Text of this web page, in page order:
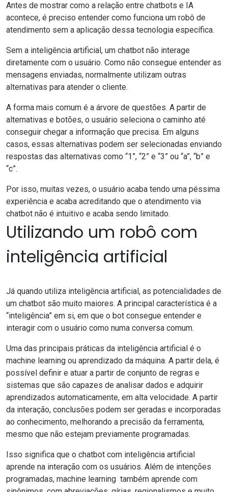
Antes de mostrar como a relação entre chatbots e IA
acontece, é preciso entender como funciona um robô de
atendimento sem a aplicação dessa tecnologia específica.
Sem a inteligência artificial, um chatbot não interage
diretamente com o usuário. Como não consegue entender as
mensagens enviadas, normalmente utilizam outras
alternativas para atender o cliente.
A forma mais comum é a árvore de questões. A partir de
alternativas e botões, o usuário seleciona o caminho até
conseguir chegar a informação que precisa. Em alguns
casos, essas alternativas podem ser selecionadas enviando
respostas das alternativas como “1”, “2” e “3” ou “a”, “b” e
“c”.
Por isso, muitas vezes, o usuário acaba tendo uma péssima
experiência e acaba acreditando que o atendimento via
chatbot não é intuitivo e acaba sendo limitado.
Utilizando um robô com
inteligência artificial
Já quando utiliza inteligência artificial, as potencialidades de
um chatbot são muito maiores. A principal característica é a
“inteligência” em si, em que o bot consegue entender e
interagir com o usuário como numa conversa comum.
Uma das principais práticas da inteligência artificial é o
machine learning ou aprendizado da máquina. A partir dela, é
possível definir e atuar a partir de conjunto de regras e
sistemas que são capazes de analisar dados e adquirir
aprendizados automaticamente, em alta velocidade. A partir
da interação, conclusões podem ser geradas e incorporadas
ao conhecimento, melhorando a precisão da ferramenta,
mesmo que não estejam previamente programadas.
Isso significa que o chatbot com inteligência artificial
aprende na interação com os usuários. Além de intenções
programadas, machine learning também aprende com